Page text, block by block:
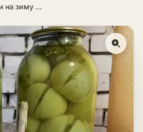
Зеленые помидоры по-грузински на зиму – пошаговый рецепт